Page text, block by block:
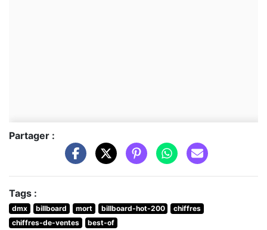
Partager :
Tags :
dmx billboard mort billboard-hot-200
chiffres
chiffres-de-ventes
best-of